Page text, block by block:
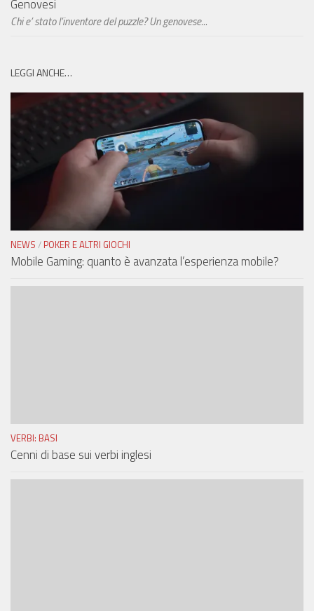
Genovesi
Chi e’ stato l’inventore del puzzle? Un genovese...
LEGGI ANCHE…
NEWS / POKER E ALTRI GIOCHI
Mobile Gaming: quanto è avanzata l’esperienza mobile?
VERBI: BASI
Cenni di base sui verbi inglesi